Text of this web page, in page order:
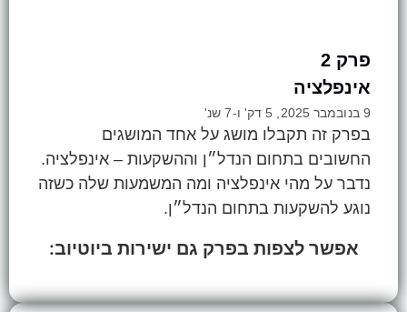
פרק 2
אינפלציה
9 בנובמבר 2025, 5 דק' ו-7 שנ'
בפרק זה תקבלו מושג על אחד המושגים
החשובים בתחום הנדל״ן וההשקעות – אינפלציה.
נדבר על מהי אינפלציה ומה המשמעות שלה כשזה
נוגע להשקעות בתחום הנדל״ן.
אפשר לצפות בפרק גם ישירות ביוטיוב: